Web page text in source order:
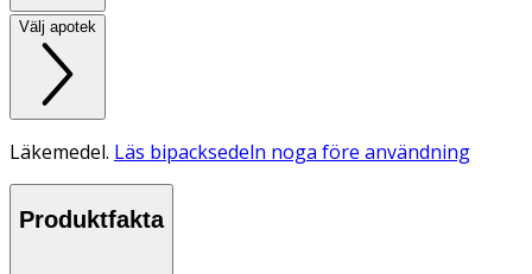
Välj apotek
Läkemedel. Läs bipacksedeln noga före användning
Produktfakta